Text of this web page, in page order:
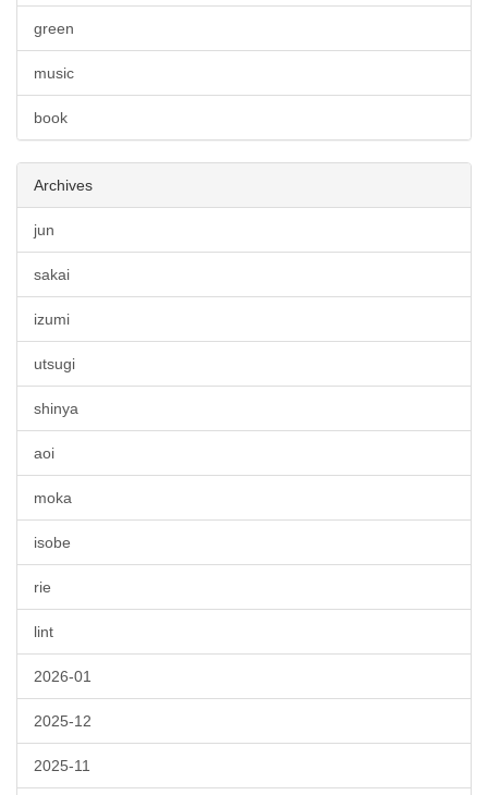
green
music
book
Archives
jun
sakai
izumi
utsugi
shinya
aoi
moka
isobe
rie
lint
2026-01
2025-12
2025-11